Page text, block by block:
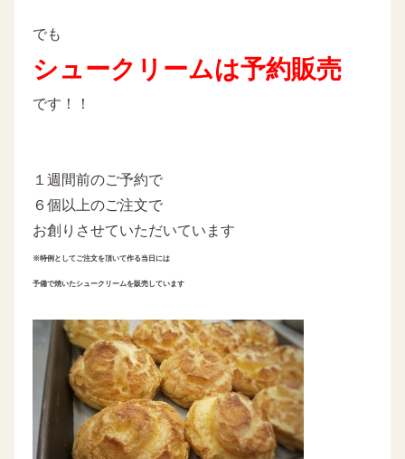
でも
シュークリームは予約販売
です！！
１週間前のご予約で
６個以上のご注文で
お創りさせていただいています
※特例としてご注文を頂いて作る当日には
予備で焼いたシュークリームを販売しています